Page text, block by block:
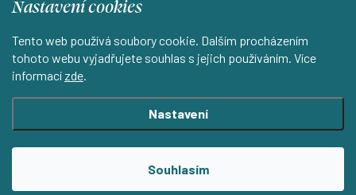
Nastavení cookies
Tento web používá soubory cookie. Dalším procházením
tohoto webu vyjadřujete souhlas s jejich používáním. Více
informací zde.
Nastavení
Souhlasím
Instagram
Shoptet.cz KantorStudio.cz
ESTAMPADA s.r.o.. Všechna práva vyhrazena.